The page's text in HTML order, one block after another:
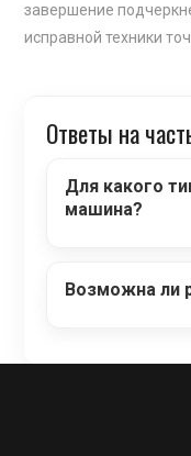
завершение
исправной техники
Ответы на
Для какого
машина?
Возможна ли